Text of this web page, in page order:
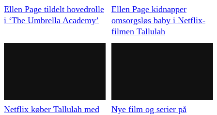
Ellen Page tildelt hovedrolle
i ‘The Umbrella Academy’
Ellen Page kidnapper
omsorgsløs baby i Netflix-
filmen Tallulah
Netflix køber Tallulah med Nye film og serier på